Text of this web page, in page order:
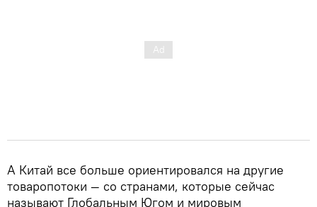
А Китай все больше ориентировался на другие
товаропотоки — со странами, которые сейчас
называют Глобальным Югом и мировым